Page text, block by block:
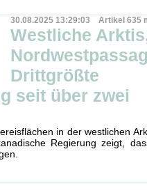
30.08.2025 13:29:03 Artikel 635
Westliche
Drittgrößte
seit über zwei
in der westlichen
Regierung zeigt,